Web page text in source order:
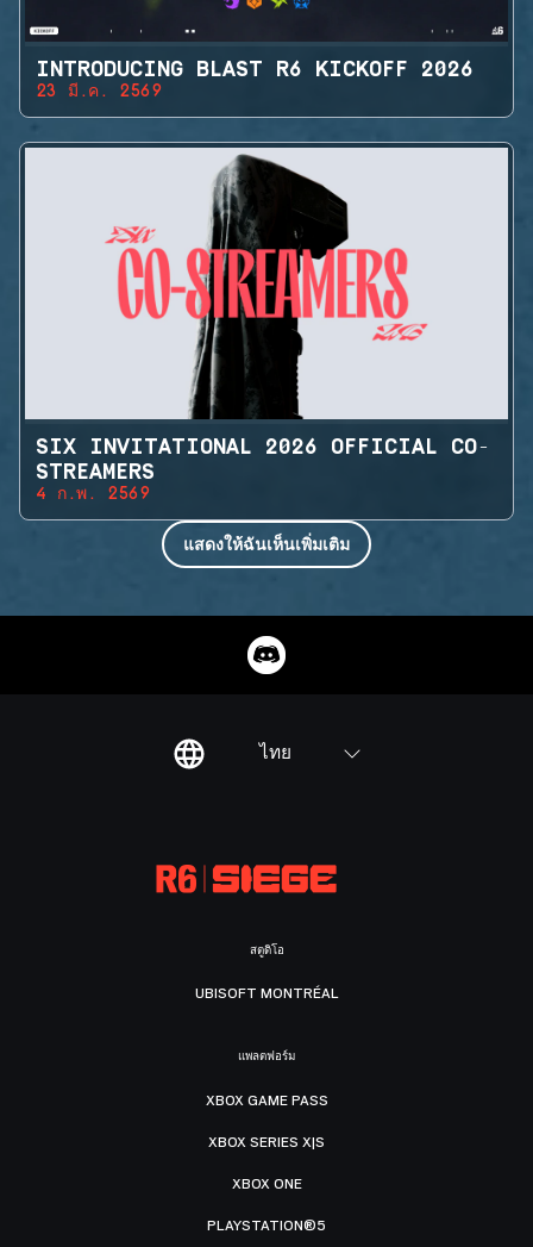
INTRODUCING BLAST R6 KICKOFF 2026
23 มี.ค. 2569
SIX INVITATIONAL 2026 OFFICIAL CO-
STREAMERS
4 ก.พ. 2569
แสดงให้ฉันเห็นเพิ่มเติม
ไทย
สตูดิโอ
UBISOFT MONTRÉAL
แพลตฟอร์ม
XBOX GAME PASS
XBOX SERIES X|S
XBOX ONE
PLAYSTATION®5